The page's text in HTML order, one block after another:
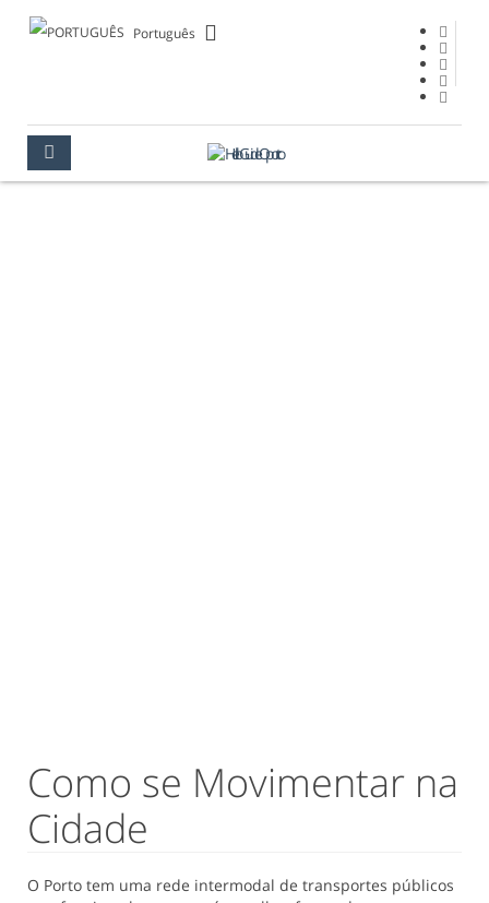
Português
Como se Movimentar na
Cidade
O Porto tem uma rede intermodal de transportes públicos